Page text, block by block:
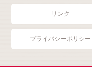
リンク
プライバシーポリシー